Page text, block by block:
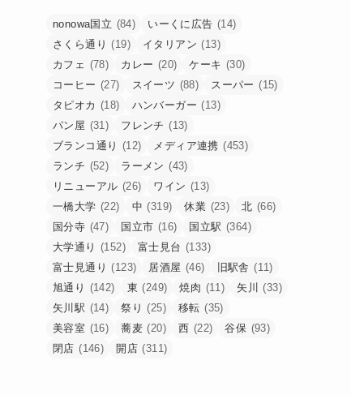
nonowa国立 (84) いーくに広告 (14)
さくら通り (19) イタリアン (13)
カフェ (78) カレー (20) ケーキ (30)
コーヒー (27) スイーツ (88) スーパー (15)
タピオカ (18) ハンバーガー (13)
パン屋 (31) フレンチ (13)
ブランコ通り (12) メディア連携 (453)
ランチ (52) ラーメン (43)
リニューアル (26) ワイン (13)
一橋大学 (22) 中 (319) 休業 (23) 北 (66)
国分寺 (47) 国立市 (16) 国立駅 (364)
大学通り (152) 富士見台 (133)
富士見通り (123) 居酒屋 (46) 旧駅舎 (11)
旭通り (142) 東 (249) 焼肉 (11) 矢川
(33)
矢川駅 (14) 祭り (25) 移転 (35)
美容室 (16) 蕎麦 (20) 西 (22) 谷保 (93)
閉店 (146) 開店 (311)